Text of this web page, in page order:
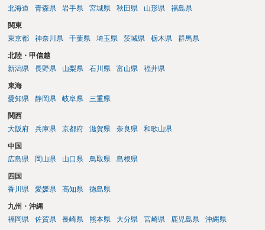
北海道
青森県 岩手県 宮城県 秋田県 山形県 福島県
関東
東京都
神奈川県 千葉県 埼玉県 茨城県 栃木県 群馬県
北陸・甲信越
新潟県
長野県 山梨県 石川県 富山県 福井県
東海
愛知県
静岡県 岐阜県 三重県
関西
大阪府
兵庫県 京都府 滋賀県 奈良県 和歌山県
中国
広島県
岡山県 山口県 鳥取県 島根県
四国
香川県
愛媛県 高知県 徳島県
九州・沖縄
福岡県
佐賀県 長崎県 熊本県 大分県 宮崎県 鹿児島県 沖縄県